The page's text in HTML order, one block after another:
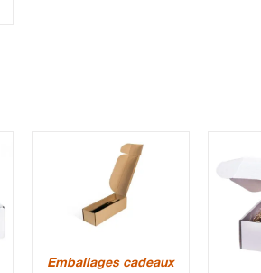
Emballages cadeaux